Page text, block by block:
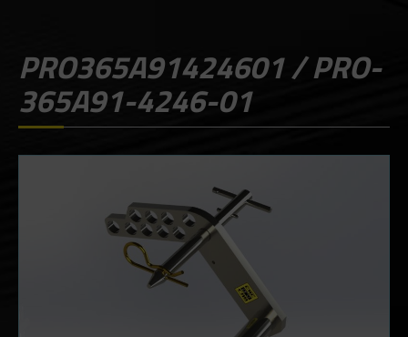
PRO365A91424601 / PRO-
365A91-4246-01